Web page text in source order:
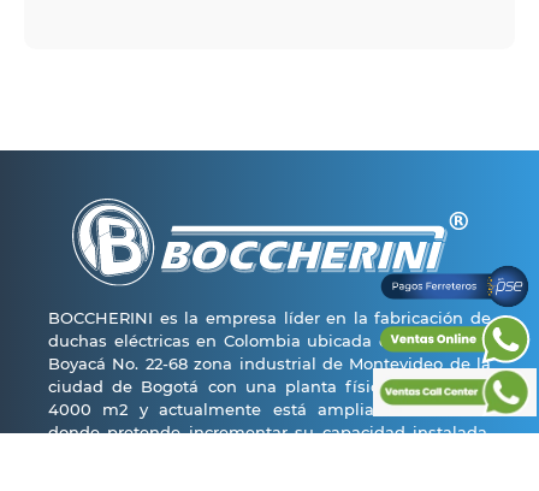
BOCCHERINI es la empresa líder en la fabricación de
duchas eléctricas en Colombia ubicada en la avenida
Boyacá No. 22-68 zona industrial de Montevideo de la
ciudad de Bogotá con una planta física de más de
4000 m2 y actualmente está ampliando 1800 m2
donde pretende incrementar su capacidad instalada,